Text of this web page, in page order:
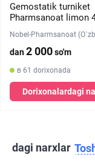
Gemostatik turniket
Pharmsanoat limon
Nobel-Pharmsanoat
dan2 000so'm
в 61 dorixonada
Dorixonalardagi
dagi narxlar